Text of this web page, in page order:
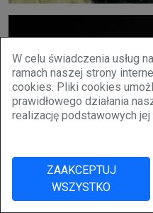
W celu świadczenia usług
ramach naszej strony
cookies. Pliki cookies
prawidłowego działania
realizację podstawowych jej
ZAAKCEPTUJ
WSZYSTKO